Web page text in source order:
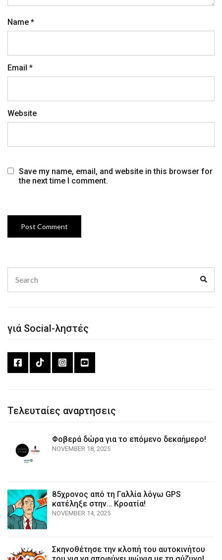
Name *
Email *
Website
Save my name, email, and website in this browser for
the next time I comment.
for:
γιά Social-ληστές
Τελευταίες αναρτησεις
Φοβερά δώρα για το επόμενο δεκαήμερο!
NOVEMBER 18, 2025
85χρονος από τη Γαλλία λόγω GPS
κατέληξε στην… Κροατία!
NOVEMBER 14, 2025
Σκηνοθέτησε την κλοπή του αυτοκινήτου